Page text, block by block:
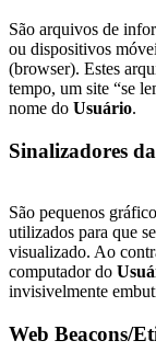
São arquivos de
ou dispositivos
(browser). Estes
tempo, um site “se
nome do Usuário.
Sinalizadores
São pequenos
utilizados para que
visualizado. Ao
computador do
invisivelmente
Web Beacons/